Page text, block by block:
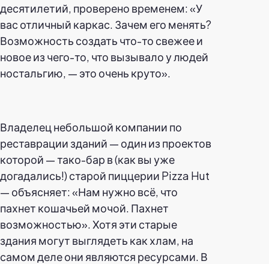
десятилетий, проверено временем: «У
вас отличный каркас. Зачем его менять?
Возможность создать что-то свежее и
новое из чего-то, что вызывало у людей
ностальгию, — это очень круто».
Владелец небольшой компании по
реставрации зданий — один из проектов
которой — тако-бар в (как вы уже
догадались!) старой пиццерии Pizza Hut
— объясняет: «Нам нужно всё, что
пахнет кошачьей мочой. Пахнет
возможностью». Хотя эти старые
здания могут выглядеть как хлам, на
самом деле они являются ресурсами. В